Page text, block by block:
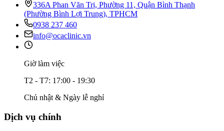
336A Phan Văn Trị, Phường 11, Quận Bình Thạnh
(Phường Bình Lợi Trung), TPHCM
0938 237 460
info@ocaclinic.vn
Giờ làm việc
T2 - T7: 17:00 - 19:30
Chủ nhật & Ngày lễ nghỉ
Dịch vụ chính